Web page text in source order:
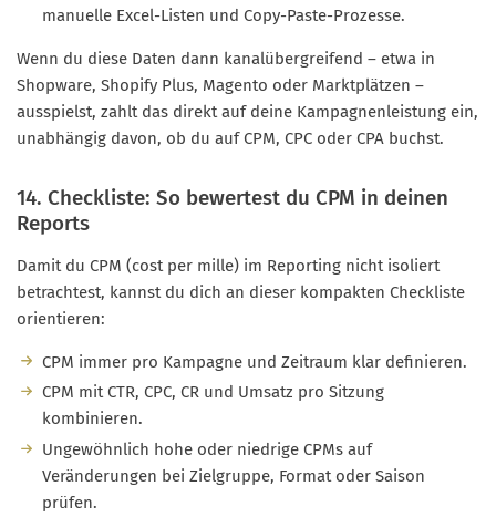
manuelle Excel-Listen und Copy-Paste-Prozesse.
Wenn du diese Daten dann kanalübergreifend – etwa in
Shopware, Shopify Plus, Magento oder Marktplätzen –
ausspielst, zahlt das direkt auf deine Kampagnenleistung ein,
unabhängig davon, ob du auf CPM, CPC oder CPA buchst.
14. Checkliste: So bewertest du CPM in deinen
Reports
Damit du CPM (cost per mille) im Reporting nicht isoliert
betrachtest, kannst du dich an dieser kompakten Checkliste
orientieren:
CPM immer pro Kampagne und Zeitraum klar definieren.
CPM mit CTR, CPC, CR und Umsatz pro Sitzung
kombinieren.
Ungewöhnlich hohe oder niedrige CPMs auf
Veränderungen bei Zielgruppe, Format oder Saison
prüfen.